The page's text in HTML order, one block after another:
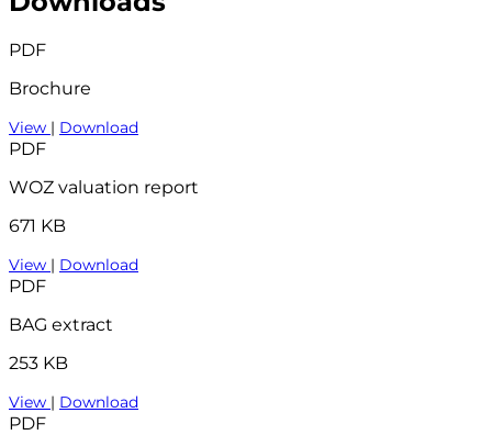
PDF
Brochure
View | Download
PDF
WOZ valuation report
671 KB
View | Download
PDF
BAG extract
253 KB
View | Download
PDF